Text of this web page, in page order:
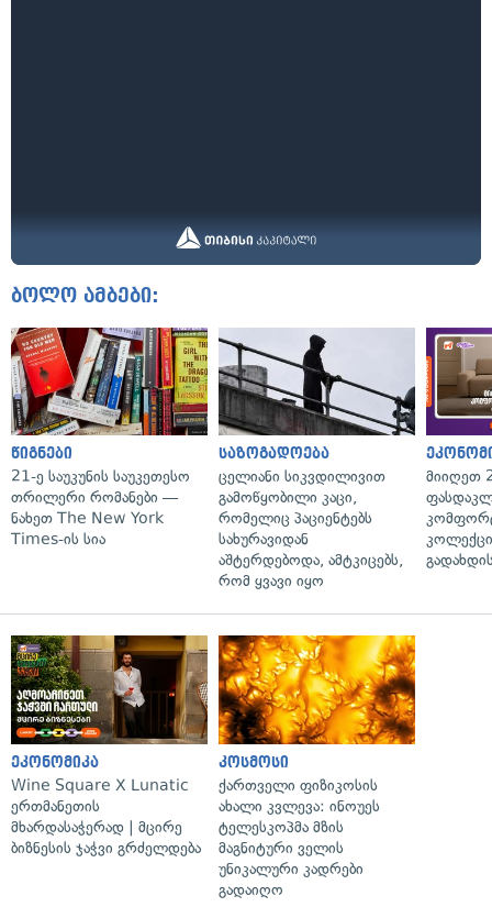
ბოლო ამბები:
წიგნები
21-ე საუკუნის საუკეთესო
თრილერი რომანები —
ნახეთ The New York
Times-ის სია
საზოგადოება
ცელიანი სიკვდილივით
გამოწყობილი კაცი,
რომელიც პაციენტებს
სახურავიდან
აშტერდებოდა, ამტკიცებს,
რომ ყვავი იყო
მიიღეთ
ეკონომიკა
Wine Square X Lunatic
ერთმანეთის
მხარდასაჭერად | მცირე
ბიზნესის ჯაჭვი გრძელდება
კოსმოსი
ქართველი ფიზიკოსის
ახალი კვლევა: ინოუეს
ტელესკოპმა მზის
მაგნიტური ველის
უნიკალური კადრები
გადაიღო